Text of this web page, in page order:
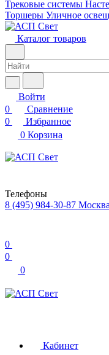
Трековые системы
Торшеры Уличное
Каталог товаров
Войти
0
Сравнение
0
Избранное
0 Корзина
Телефоны
8 (495) 984-30-87 Москва
0
0
0
Кабинет